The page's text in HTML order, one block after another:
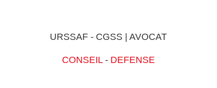
URSSAF - CGSS | AVOCAT
CONSEIL - DEFENSE